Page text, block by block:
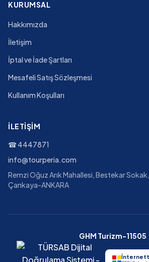
KURUMSAL
Hakkımızda
İletişim
İptal ve İade Şartları
Mesafeli Satış Sözleşmesi
Kullanım Koşulları
İLETIŞIM
☎4447871
info@tourperia.com
Remzi Oğuz Arık Mahallesi, Bestekar
Çankaya-ANKARA
GHM Turizm-11505